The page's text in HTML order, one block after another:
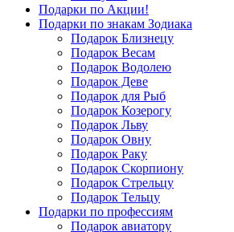
Подарки по Акции!
Подарки по знакам Зодиака
Подарок Близнецу
Подарок Весам
Подарок Водолею
Подарок Деве
Подарок для Рыб
Подарок Козерогу
Подарок Льву
Подарок Овну
Подарок Раку
Подарок Скорпиону
Подарок Стрельцу
Подарок Тельцу
Подарки по профессиям
Подарок авиатору